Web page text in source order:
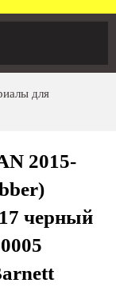
для
2015-
черный